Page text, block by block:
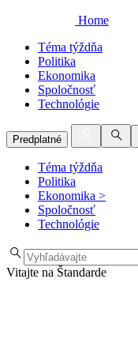
Home
Téma týždňa
Politika
Ekonomika
Spoločnosť
Technológie
Predplatné
Téma týždňa
Politika
Ekonomika >
Spoločnosť
Technológie
Vitajte na Štandarde